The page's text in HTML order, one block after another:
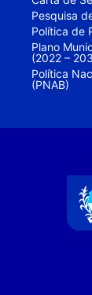
Pesquisa
Política de
Plano
(2022 –
Política
(PNAB)